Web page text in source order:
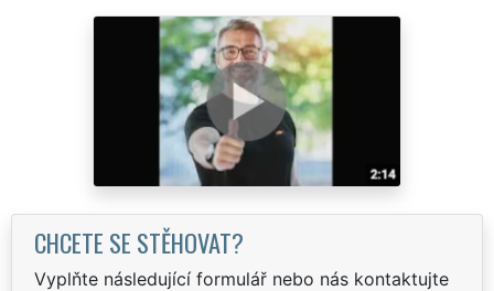
CHCETE SE STĚHOVAT?
Vyplňte následující formulář nebo nás kontaktujte